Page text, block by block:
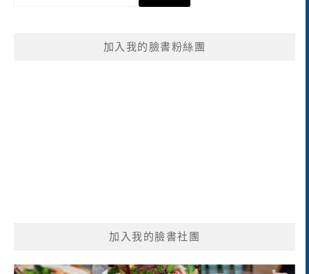
加入我的臉書粉絲團
加入我的臉書社團